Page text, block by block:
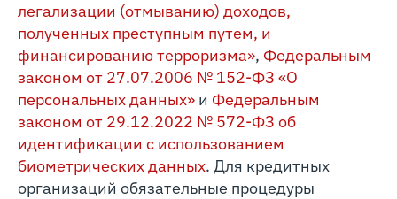
легализации (отмыванию) доходов,
полученных преступным путем, и
финансированию терроризма», Федеральным
законом от 27.07.2006 № 152-ФЗ «О
персональных данных» и Федеральным
законом от 29.12.2022 № 572-ФЗ об
идентификации с использованием
биометрических данных. Для кредитных
организаций обязательные процедуры